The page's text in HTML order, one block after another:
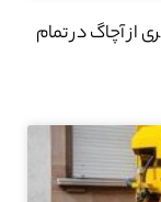
از آچاگ در تمام